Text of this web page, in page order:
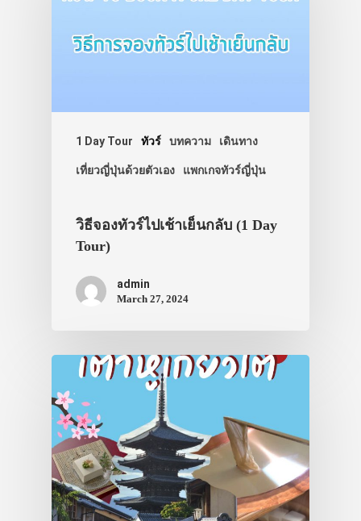
1 Day Tour ทัวร์ บทความ เดินทาง
เที่ยวญี่ปุ่นด้วยตัวเอง แพกเกจทัวร์ญี่ปุ่น
วิธีจองทัวร์ไปเช้าเย็นกลับ (1 Day
Tour)
admin
March 27, 2024